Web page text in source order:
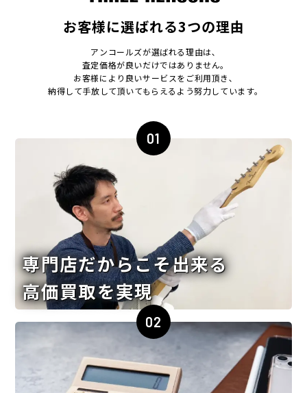
お客様に選ばれる3つの理由
アンコールズが選ばれる理由は､
査定価格が良いだけではありません｡
お客様により良いサービスをご利用頂き､
納得して手放して頂いてもらえるよう努力しています｡
01
専門店だからこそ出来る
高価買取を実現
02